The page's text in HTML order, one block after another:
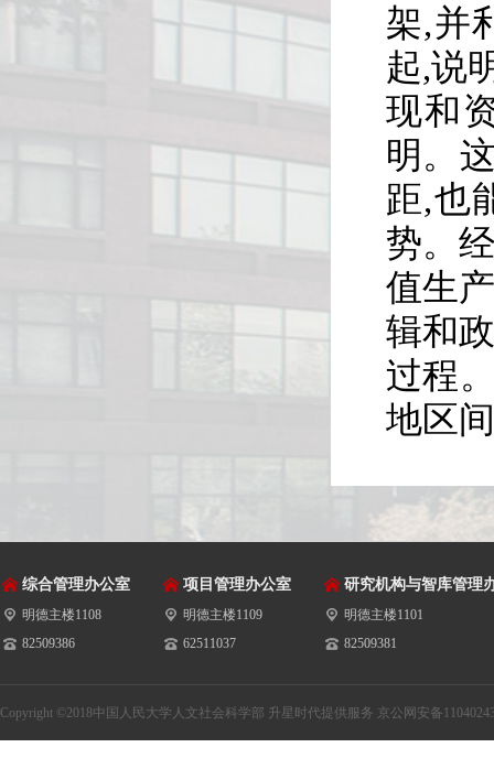
架,并
起,说
现和
明。
距,也
势。
值生
辑和
过程
地区
综合管理办公室
明德主楼1108
82509386
项目管理办公室
明德主楼1109
62511037
研究机构与智库管理
明德主楼1101
82509381
Copyright ©2018中国人民大学人文社会科学部 升星时代提供服务 京公网安备